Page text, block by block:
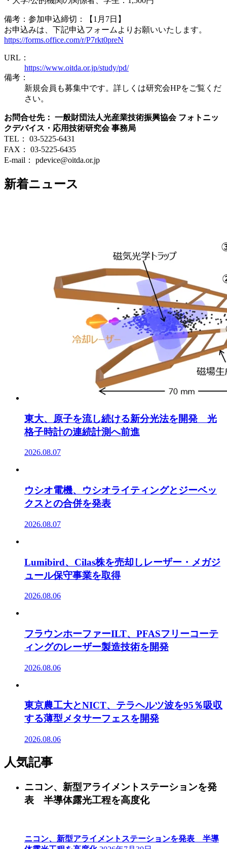
備考：参加申込締切：【1月7日】
お申込みは、下記申込フォームよりお願いいたします。
https://forms.office.com/r/P7rkt0preN
URL：
https://www.oitda.or.jp/study/pd/
備考：
新規会員も募集中です。詳しくは研究会HPをご覧くだ
さい。
お問合せ先： 一般財団法人光産業技術振興協会 フォトニッ
クデバイス・応用技術研究会 事務局
TEL： 03-5225-6431
FAX： 03-5225-6435
E-mail： pdevice@oitda.or.jp
新着ニュース
東大、原子を流し続ける新分光法を開発 光
格子時計の連続計測へ前進
2026.08.07
ウシオ電機、ウシオライティングとジーベッ
クスとの合併を発表
2026.08.07
Lumibird、Cilas株を売却しレーザー・メガジ
ュール保守事業を取得
2026.08.06
フラウンホーファーILT、PFASフリーコーテ
ィングのレーザー製造技術を開発
2026.08.06
東京農工大とNICT、テラヘルツ波を95％吸収
する薄型メタサーフェスを開発
2026.08.06
人気記事
ニコン、新型アライメントステーションを発
表 半導体露光工程を高度化
ニコン、新型アライメントステーションを発表 半導